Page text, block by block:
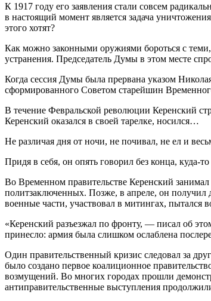
К 1917 году его заявления стали совсем
в настоящий момент является задача
этого хотят?
Как можно законными оружиями бороться с теми,
устранения. Председатель Думы в этом месте
Когда сессия Думы была прервана указом
сформированного Советом старейшин
В течение Февральской революции Керенский
Керенский оказался в своей тарелке, носился…
Не различая дня от ночи, не почивал, не ел и
Придя в себя, он опять говорил без конца, куда-
Во Временном правительстве Керенский
политзаключенных. Позже, в апреле, он получил
военные части, участвовал в митингах, пытался
«Керенский разъезжал по фронту, — писал об
принесло: армия была слишком ослаблена
Один правительственный кризис следовал за
было создано первое коалиционное
возмущений. Во многих городах прошли
антиправительственные выступления